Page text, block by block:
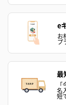
e
お
プ
最
名
短